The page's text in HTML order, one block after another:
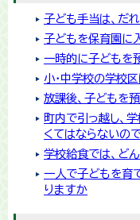
子ども手当は、だ
子どもを保育園に
一時的に子どもを
小・中学校の学校
放課後、子どもを
町内で引っ越し、
くてはならないの
学校給食では、ど
一人で子どもを育
りますか